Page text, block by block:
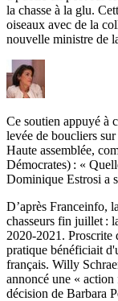
la chasse à la glu.
oiseaux avec de la
nouvelle ministre de
Ce soutien appuyé à
levée de boucliers
Haute assemblée,
Démocrates) : «
Dominique Estrosi a
D’après Franceinfo,
chasseurs fin juillet :
2020-2021. Proscrite
pratique bénéficiait
français. Willy
annoncé une «
décision de Barbara